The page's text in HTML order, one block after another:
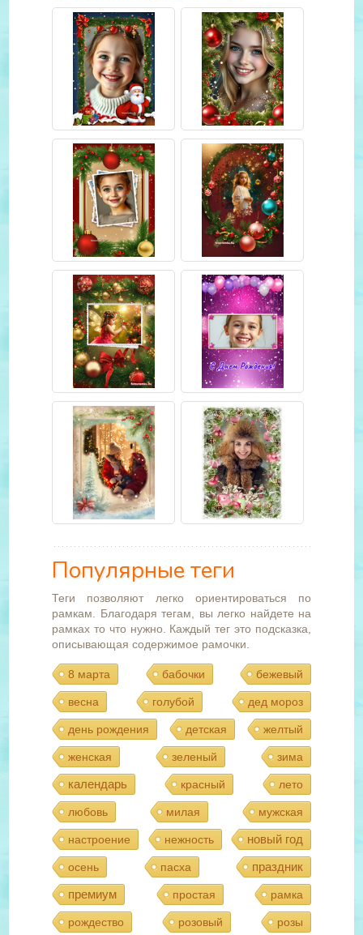
Популярные теги
Теги позволяют легко ориентироваться по
рамкам. Благодаря тегам, вы легко найдете на
рамках то что нужно. Каждый тег это подсказка,
описывающая содержимое рамочки.
8 марта бабочки бежевый
весна голубой дед мороз
день рождения детская желтый
женская зеленый зима
календарь красный лето
любовь милая мужская
настроение нежность новый год
осень пасха
праздник
премиум
простая рамка
рождество розовый розы